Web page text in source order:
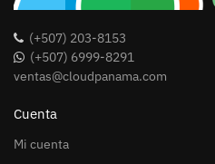
(+507) 203-8153
(+507) 6999-8291
ventas@cloudpanama.com
Cuenta
Mi cuenta